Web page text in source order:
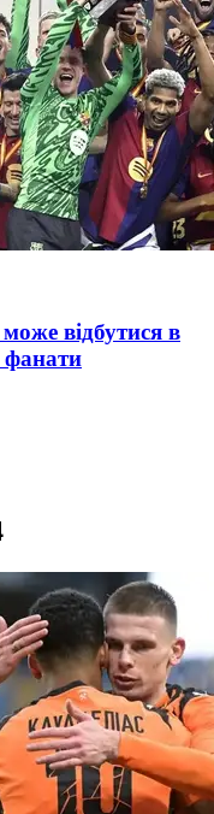
відбутися в
фанати